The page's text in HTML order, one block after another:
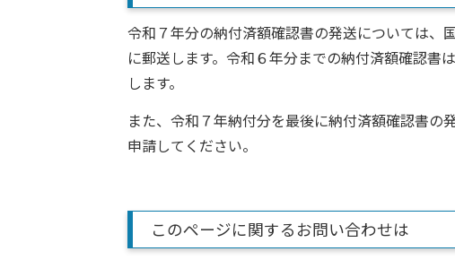
令和７年分の納付済額確認書の発送については、
に郵送します。令和６年分までの納付済額確認書
します。
また、令和７年納付分を最後に納付済額確認書の
申請してください。
このページに関するお問い合わせは